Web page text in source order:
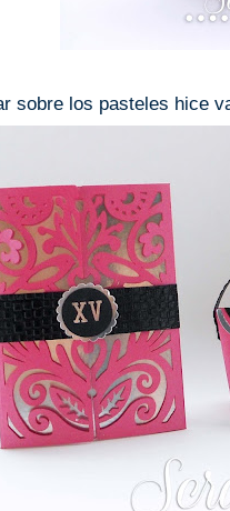
sobre los pasteles hice